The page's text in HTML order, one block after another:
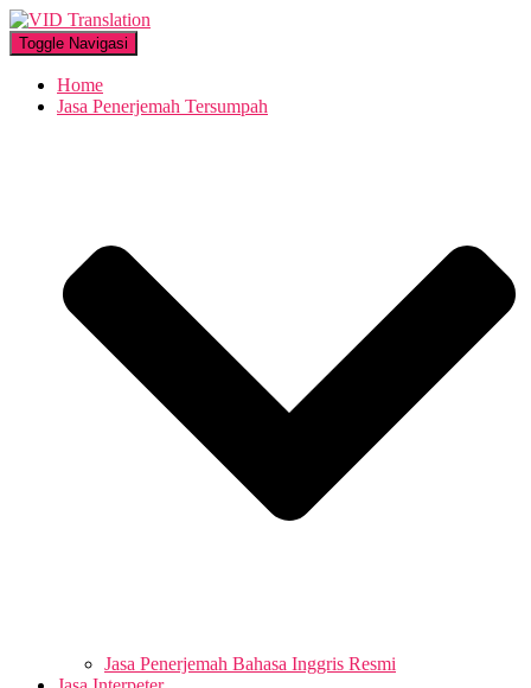
Toggle Navigasi
Home
Jasa Penerjemah Tersumpah
Jasa Penerjemah Bahasa Inggris Resmi